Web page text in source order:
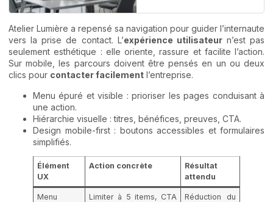
Atelier Lumière a repensé sa navigation pour guider l’internaute
vers la prise de contact. L’expérience utilisateurn’est pas
seulement esthétique : elle oriente, rassure et facilite l’action.
Sur mobile, les parcours doivent être pensés en un ou deux
clics pour contacter facilement l’entreprise.
Menu épuré et visible : prioriser les pages conduisant à
une action.
Hiérarchie visuelle : titres, bénéfices, preuves, CTA.
Design mobile-first : boutons accessibles et formulaires
simplifiés.
Élément
UX
Action concrète
Résultat
attendu
Menu
Limiter à 5 items, CTA
Réduction du